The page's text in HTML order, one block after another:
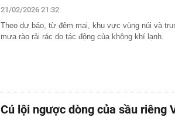
21/02/2026 21:32
Theo dự báo, từ đêm mai, khu vực vùng núi và
mưa rào rải rác do tác động của không khí lạnh.
Cú lội ngược dòng của sầu riêng